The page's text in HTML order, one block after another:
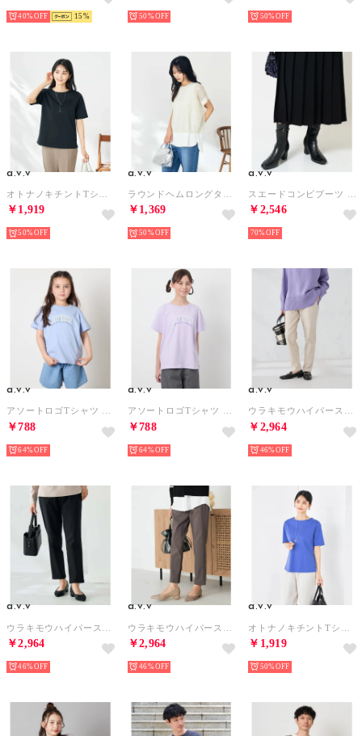
40% 15 50% 50%
a.v.v
￥1,919
50%
a.v.v
￥1,369
50%
a.v.v
￥2,546
70%
a.v.v
￥788
64%
a.v.v
￥788
64%
a.v.v
￥2,964
46%
a.v.v
￥2,964
46%
a.v.v
￥2,964
46%
a.v.v
￥1,919
50%